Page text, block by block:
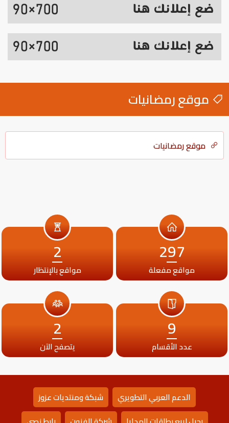
موقع رمضانيات
موقع رمضانيات
297
مواقع مفعلة
2
مواقع بالإنتظار
9
عدد الأقسام
2
يتصفح الآن
الدعم العربي التطويري
شبكة ومنتديات عزوز